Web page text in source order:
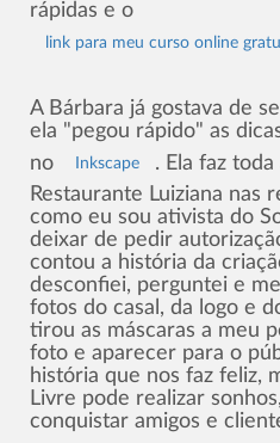
rápidas e o
link para meu curso online
A Bárbara já gostava de
ela "pegou rápido" as
no
Inkscape
. Ela faz
Restaurante Luiziana nas
como eu sou ativista do
deixar de pedir
contou a história da
desconfiei, perguntei e
fotos do casal, da logo e
tirou as máscaras a meu
foto e aparecer para o
história que nos faz feliz,
Livre pode realizar
conquistar amigos e